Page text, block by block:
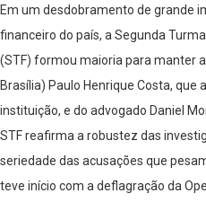
Em um desdobramento de grande
financeiro do país, a Segunda
(STF) formou maioria para manter
Brasília) Paulo Henrique Costa, que
instituição, e do advogado Daniel
STF reafirma a robustez das
seriedade das acusações que
teve início com a deflagração da